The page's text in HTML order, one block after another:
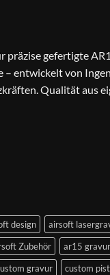
präzise gefertigte
– entwickelt von
Qualität aus
design airsoft
Zubehör ar15 gravur
gravur
custom